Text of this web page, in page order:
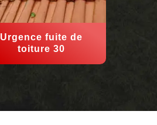
Urgence fuite de
toiture 30